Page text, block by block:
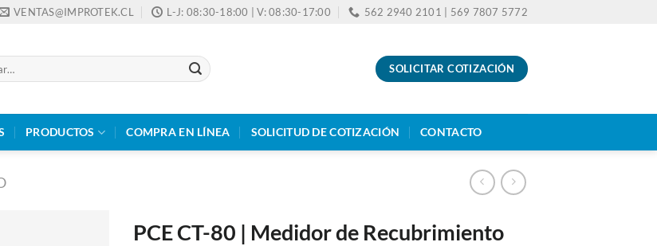
VENTAS@IMPROTEK.CL L-J: 08:30-18:00 | V: 08:30-17:00 562 2940 2101 | 569 7807 5772
SOLICITAR COTIZACIÓN
PRODUCTOS COMPRA EN LÍNEA SOLICITUD DE COTIZACIÓN CONTACTO
PCE CT-80 | Medidor de Recubrimiento